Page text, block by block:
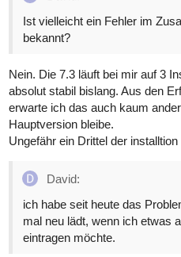
Ist vielleicht ein Fehler im
bekannt?
Nein. Die 7.3 läuft bei mir auf 3
absolut stabil bislang. Aus den
erwarte ich das auch kaum
Hauptversion bleibe.
Ungefähr ein Drittel der
David:
ich habe seit heute das
mal neu lädt, wenn ich etwas
eintragen möchte.